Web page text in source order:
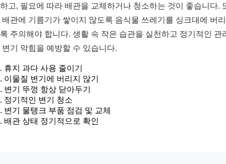
고, 필요에 따라 배관을 교체하거나 청소하는 것이 좋습니다.
배관에 기름기가 쌓이지 않도록 음식물 쓰레기를 싱크대에 버
주의해야 합니다. 생활 속 작은 습관을 실천하고 정기적인 관
변기 막힘을 예방할 수 있습니다.
휴지 과다 사용 줄이기
이물질 변기에 버리지 않기
변기 뚜껑 항상 닫아두기
정기적인 변기 청소
변기 물탱크 부품 점검 및 교체
배관 상태 정기적으로 확인